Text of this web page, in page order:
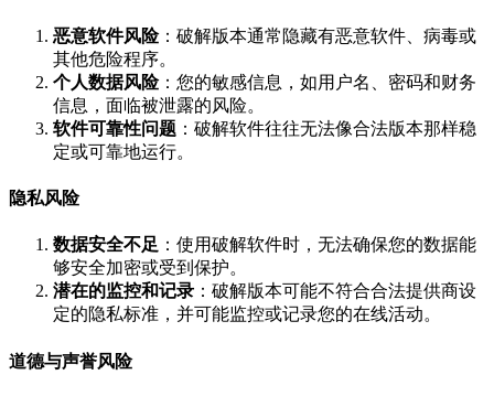
恶意软件风险：破解版本通常隐藏有恶意软件、病毒或
其他危险程序。
个人数据风险：您的敏感信息，如用户名、密码和财务
信息，面临被泄露的风险。
软件可靠性问题 ：破解软件往往无法像合法版本那样稳
定或可靠地运行。
隐私风险
数据安全不足 ：使用破解软件时，无法确保您的数据能
够安全加密或受到保护。
潜在的监控和记录 ：破解版本可能不符合合法提供商设
定的隐私标准，并可能监控或记录您的在线活动。
道德与声誉风险